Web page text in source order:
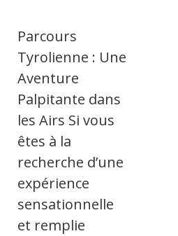
Parcours
Tyrolienne : Une
Aventure
Palpitante dans
les Airs Si vous
êtes à la
recherche d’une
expérience
sensationnelle
et remplie